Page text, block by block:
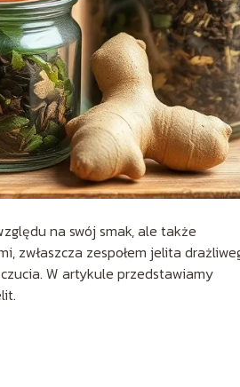
na swój smak, ale także
zwłaszcza zespołem jelita
W artykule przedstawiamy